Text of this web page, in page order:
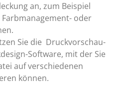
an, zum Beispiel
oder
Sie die Druckvorschau-
Software, mit der Sie
auf verschiedenen
können.